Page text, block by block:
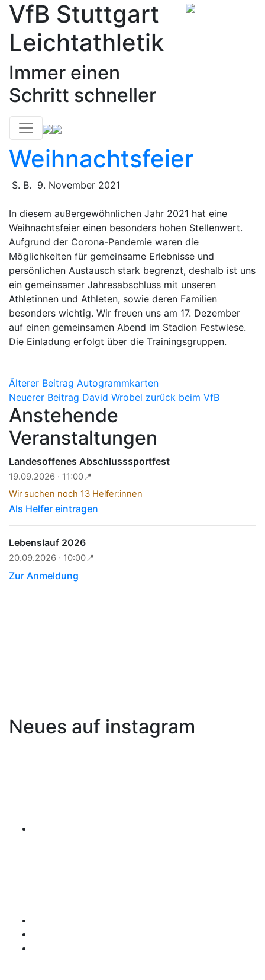
Skip
content
VfB Stuttgart
Leichtathletik
Immer einen
Schritt schneller
Weihnachtsfeier
S. B. 9. November 2021
In diesem außergewöhnlichen Jahr 2021 hat eine
Weihnachtsfeier einen besonders hohen Stellenwert.
Aufgrund der Corona-Pandemie waren die
Möglichkeiten für gemeinsame Erlebnisse und
persönlichen Austausch stark begrenzt, deshalb ist uns
ein gemeinsamer Jahresabschluss mit unseren
Athletinnen und Athleten, sowie deren Familien
besonders wichtig. Wir freuen uns am 17. Dezember
auf einen gemeinsamen Abend im Stadion Festwiese.
Die Einladung erfolgt über die Trainingsgruppen.
Beitragsnavigation
Älterer Beitrag Autogrammkarten
Neuerer Beitrag David Wrobel zurück beim VfB
Anstehende
Veranstaltungen
Landesoffenes Abschlusssportfest
19.09.2026 · 11:00📍
Wir suchen noch 13 Helfer:innen
Als Helfer eintragen
Lebenslauf 2026
20.09.2026 · 10:00📍
Zur Anmeldung
Neues auf instagram